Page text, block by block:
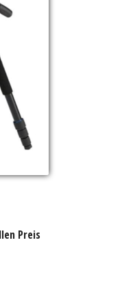
Preis